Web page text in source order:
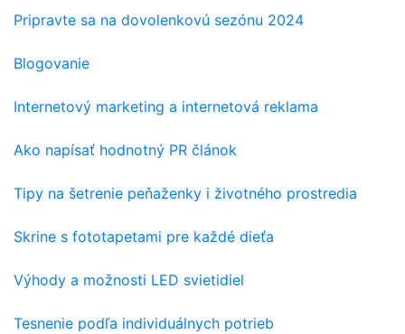
Pripravte sa na dovolenkovú sezónu 2024
Blogovanie
Internetový marketing a internetová reklama
Ako napísať hodnotný PR článok
Tipy na šetrenie peňaženky i životného prostredia
Skrine s fototapetami pre každé dieťa
Výhody a možnosti LED svietidiel
Tesnenie podľa individuálnych potrieb